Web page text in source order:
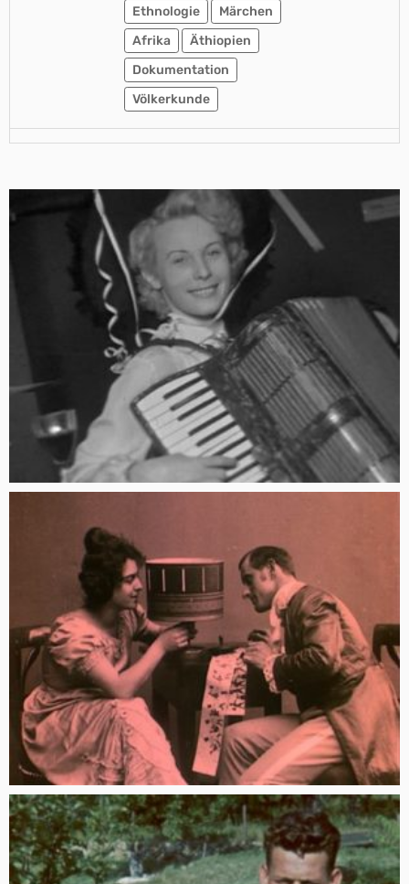
Ethnologie
Märchen
Afrika
Äthiopien
Dokumentation
Völkerkunde